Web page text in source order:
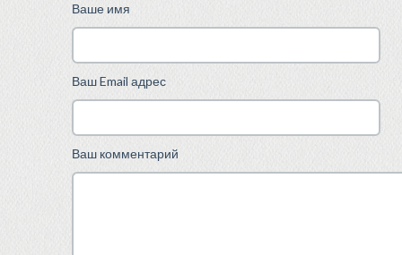
Ваше имя
Ваш Email адрес
Ваш комментарий